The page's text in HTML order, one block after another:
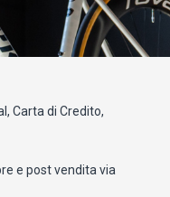
Carta di Credito,
e post vendita via